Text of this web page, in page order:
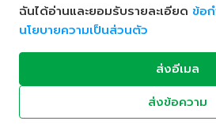
ฉันได้อ่านและยอมรับรายละเอียด ข้อ
นโยบายความเป็นส่วนตัว
ส่งอีเมล
ส่งข้อความ